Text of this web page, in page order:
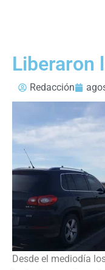
Liberaron
Redacción
Desde el mediodía